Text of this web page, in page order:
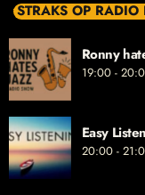
STRAKS OP RADIO
Ronny
19:00 -
Easy
20:00 -